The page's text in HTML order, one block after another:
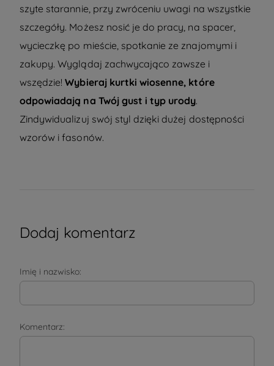
szyte starannie, przy zwróceniu uwagi na wszystkie
szczegóły. Możesz nosić je do pracy, na spacer,
wycieczkę po mieście, spotkanie ze znajomymi i
zakupy. Wyglądaj zachwycająco zawsze i
wszędzie!Wybieraj kurtki wiosenne, które
odpowiadają na Twój gust i typ urody.
Zindywidualizuj swój styl dzięki dużej dostępności
wzorów i fasonów.
Dodaj komentarz
Imię i nazwisko:
Komentarz: